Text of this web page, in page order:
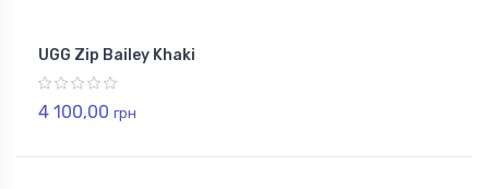
UGG Zip Bailey Khaki
4 100,00 грн